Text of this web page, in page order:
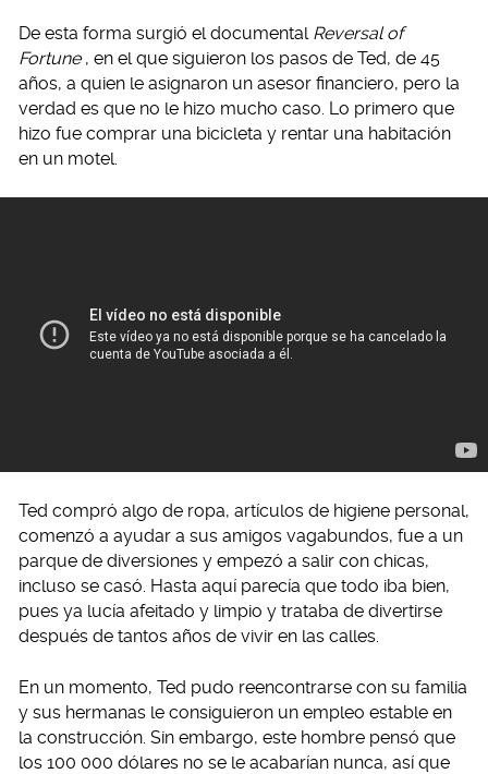
De esta forma surgió el documental Reversal of
Fortune , en el que siguieron los pasos de Ted, de 45
años, a quien le asignaron un asesor financiero, pero la
verdad es que no le hizo mucho caso. Lo primero que
hizo fue comprar una bicicleta y rentar una habitación
en un motel.
Ted compró algo de ropa, artículos de higiene personal,
comenzó a ayudar a sus amigos vagabundos, fue a un
parque de diversiones y empezó a salir con chicas,
incluso se casó. Hasta aquí parecía que todo iba bien,
pues ya lucía afeitado y limpio y trataba de divertirse
después de tantos años de vivir en las calles.
En un momento, Ted pudo reencontrarse con su familia
y sus hermanas le consiguieron un empleo estable en
la construcción. Sin embargo, este hombre pensó que
los 100 000 dólares no se le acabarían nunca, así que